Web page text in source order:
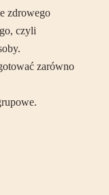
zdrowego
czyli
zarówno